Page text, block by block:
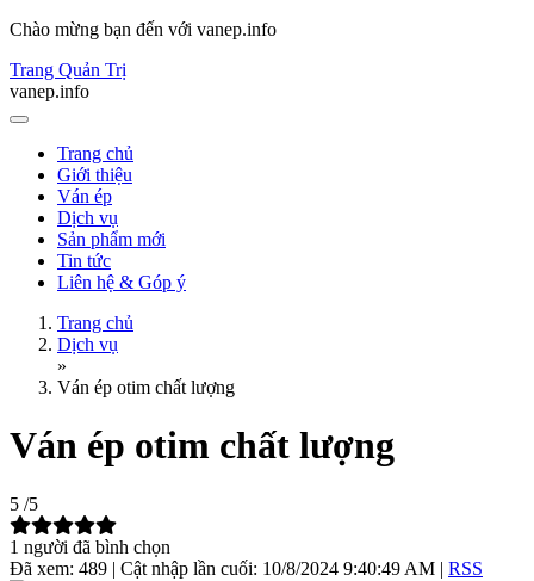
Chào mừng bạn đến với vanep.info
Trang Quản Trị
vanep.info
Trang chủ
Giới thiệu
Ván ép
Dịch vụ
Sản phẩm mới
Tin tức
Liên hệ & Góp ý
Trang chủ
Dịch vụ
»
Ván ép otim chất lượng
Ván ép otim chất lượng
5 /5
1 người đã bình chọn
Đã xem: 489 | Cật nhập lần cuối: 10/8/2024 9:40:49 AM | RSS